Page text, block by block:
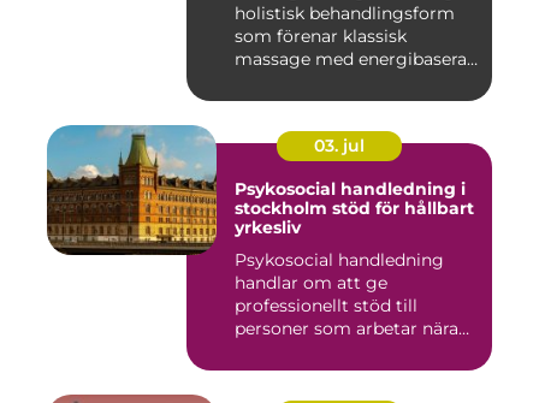
holistisk behandlingsform
som förenar klassisk
massage med energibaserad
03. jul
Psykosocial handledning i
stockholm stöd för hållbart
yrkesliv
Psykosocial handledning
handlar om att ge
professionellt stöd till
personer som arbetar nära